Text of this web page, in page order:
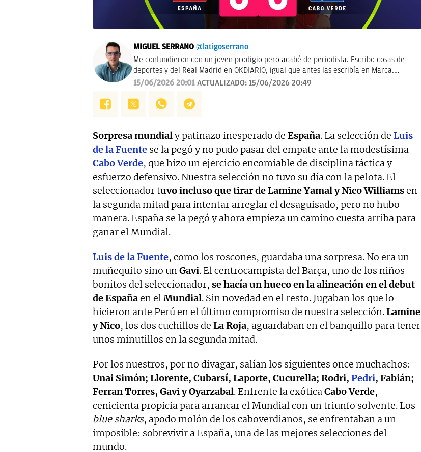
MIGUEL SERRANO @latigoserrano
Me confundieron con un joven prodigio pero acabé de periodista. Escribo cosas de
deportes y del Real Madrid en OKDIARIO, igual que antes las escribía en Marca.
También a veces hablo por la radio y casi siempre sin decir palabrotas. Soy bastante
15/06/2026 20:01 ACTUALIZADO: 15/06/2026 20:49
Sorpresa mundial y patinazo inesperado de España. La selección de Luis
de la Fuente se la pegó y no pudo pasar del empate ante la modestísima
Cabo Verde, que hizo un ejercicio encomiable de disciplina táctica y
esfuerzo defensivo. Nuestra selección no tuvo su día con la pelota. El
seleccionador tuvo incluso que tirar de Lamine Yamal y Nico Williamsen
la segunda mitad para intentar arreglar el desaguisado, pero no hubo
manera. España se la pegó y ahora empieza un camino cuesta arriba para
ganar el Mundial.
Luis de la Fuente, como los roscones, guardaba una sorpresa. No era un
muñequito sino un Gavi. El centrocampista del Barça, uno de los niños
bonitos del seleccionador, se hacía un hueco en la alineación en el debut
de Españaen el Mundial. Sin novedad en el resto. Jugaban los que lo
hicieron ante Perú en el último compromiso de nuestra selección.Lamine
y Nico, los dos cuchillos de La Roja, aguardaban en el banquillo para tener
unos minutillos en la segunda mitad.
Por los nuestros, por no divagar, salían los siguientes once muchachos:
Unai Simón; Llorente, Cubarsí, Laporte, Cucurella; Rodri, Pedri, Fabián;
Ferran Torres, Gavi y Oyarzabal. Enfrente la exótica Cabo Verde,
cenicienta propicia para arrancar el Mundial con un triunfo solvente. Los
blue sharks, apodo molón de los caboverdianos, se enfrentaban a un
imposible: sobrevivir a España, una de las mejores selecciones del
mundo.